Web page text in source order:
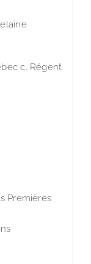
c. Régent
Premières